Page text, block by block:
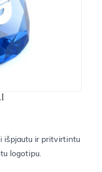
išpjautu ir pritvirtintu
logotipu.